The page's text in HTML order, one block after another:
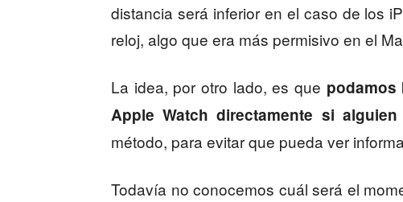
distancia será inferior en el caso de los
reloj, algo que era más permisivo en el
La idea, por otro lado, es que podamos
Apple Watch directamente si
método, para evitar que pueda ver
Todavía no conocemos cuál será el